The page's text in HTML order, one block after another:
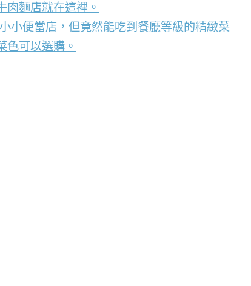
肉麵店就在這裡。
小便當店，但竟然能吃到餐廳等級的精緻菜
色可以選購。